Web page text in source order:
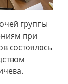
группы
при
состоялось